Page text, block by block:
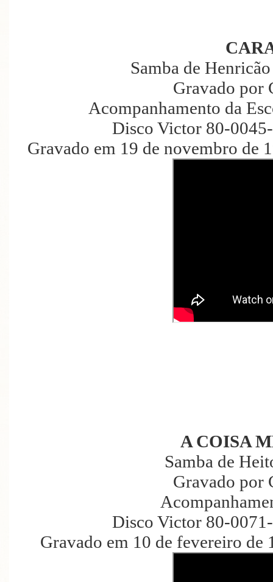
Samba de
Gravado por
Acompanhamento da
Disco Victor 80-
Gravado em 19 de novembro de
A COISA
Samba de
Gravado por
Disco Victor 80-
Gravado em 10 de fevereiro de